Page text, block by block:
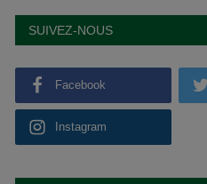
SUIVEZ-NOUS
Facebook
Instagram